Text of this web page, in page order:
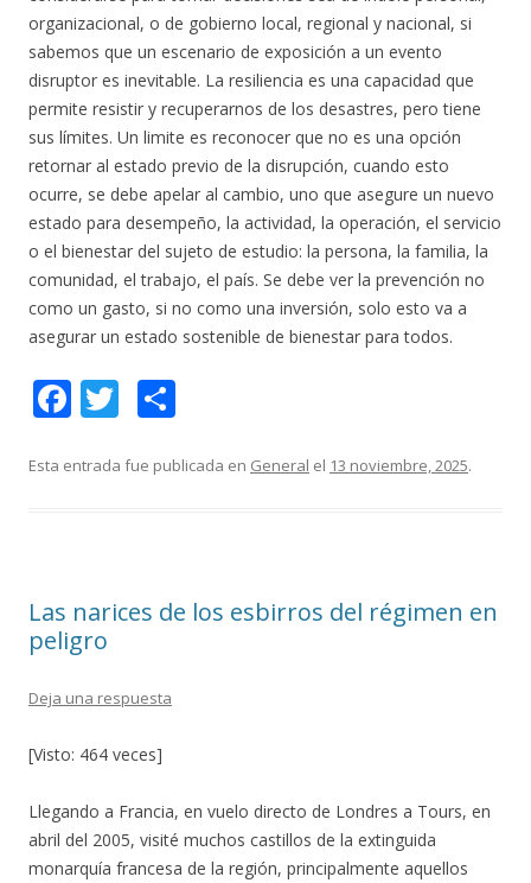
organizacional, o de gobierno local, regional y nacional, si
sabemos que un escenario de exposición a un evento
disruptor es inevitable. La resiliencia es una capacidad que
permite resistir y recuperarnos de los desastres, pero tiene
sus límites. Un limite es reconocer que no es una opción
retornar al estado previo de la disrupción, cuando esto
ocurre, se debe apelar al cambio, uno que asegure un nuevo
estado para desempeño, la actividad, la operación, el servicio
o el bienestar del sujeto de estudio: la persona, la familia, la
comunidad, el trabajo, el país. Se debe ver la prevención no
como un gasto, si no como una inversión, solo esto va a
asegurar un estado sostenible de bienestar para todos.
F
e
k
T
itt m
r
Esta entrada fue publicada en General el 13 noviembre, 2025.
Las narices de los esbirros del régimen en
peligro
Deja una respuesta
[Visto: 464 veces]
Llegando a Francia, en vuelo directo de Londres a Tours, en
abril del 2005, visité muchos castillos de la extinguida
monarquía francesa de la región, principalmente aquellos